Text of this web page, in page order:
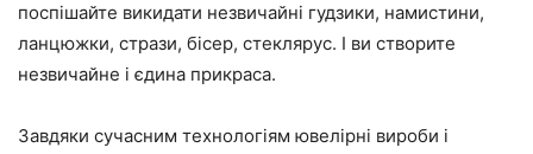
поспішайте викидати незвичайні гудзики, намистини,
ланцюжки, стрази, бісер, стеклярус. І ви створите
незвичайне і єдина прикраса.
Завдяки сучасним технологіям ювелірні вироби і